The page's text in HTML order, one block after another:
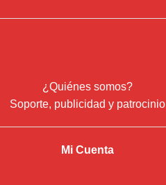
¿Quiénes somos?
Soporte, publicidad y patrocinio
Mi Cuenta